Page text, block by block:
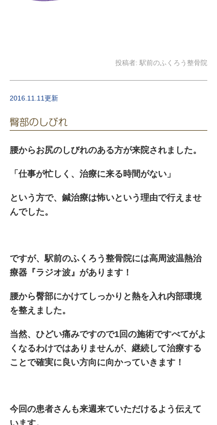
投稿者: 駅前のふくろう整骨院
2016.11.11更新
臀部のしびれ
腰からお尻のしびれのある方が来院されました。
「仕事が忙しく、治療に来る時間がない」
という方で、鍼治療は怖いという理由で行えませ
んでした。
ですが、駅前のふくろう整骨院には高周波温熱治
療器『ラジオ波』があります！
腰から臀部にかけてしっかりと熱を入れ内部環境
を整えました。
当然、ひどい痛みですので1回の施術ですべてがよ
くなるわけではありませんが、継続して治療する
ことで確実に良い方向に向かっていきます！
今回の患者さんも来週来ていただけるよう伝えて